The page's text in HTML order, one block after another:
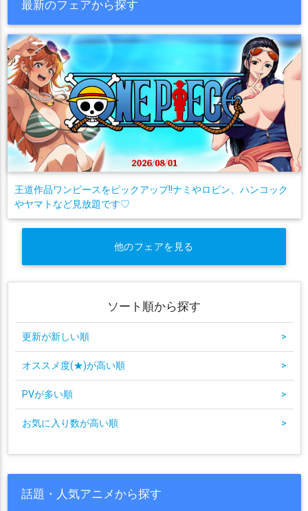
最新のフェアから探す
王道作品ワンピースをピックアップ!!ナミやロビン、ハンコック
やヤマトなど見放題です♡
他のフェアを見る
ソート順から探す
更新が新しい順 >
オススメ度(★)が高い順 >
PVが多い順 >
お気に入り数が高い順 >
話題・人気アニメから探す